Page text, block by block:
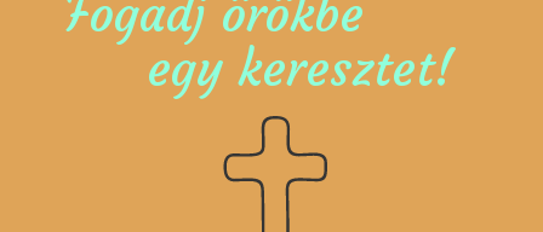
Fogadj örökbe
egy keresztet!